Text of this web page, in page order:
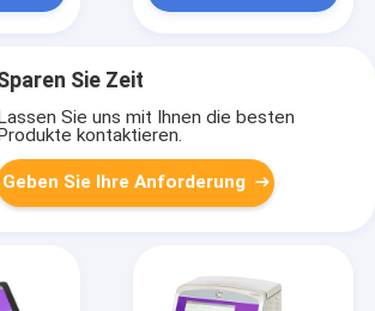
Sie Zeit
Sie uns mit Ihnen die besten
kontaktieren.
Geben Sie Ihre Anforderung